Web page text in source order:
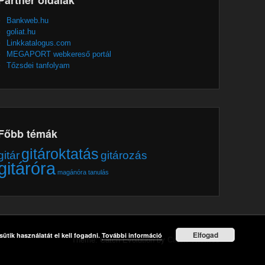
Bankweb.hu
goliat.hu
Linkkatalogus.com
MEGAPORT webkereső portál
Tőzsdei tanfolyam
témák
gitároktatásgitározás
magánóra tanulás
Theme: Catch Evolution by Catch Themes
használatát el kell fogadni.További információ Elfogad